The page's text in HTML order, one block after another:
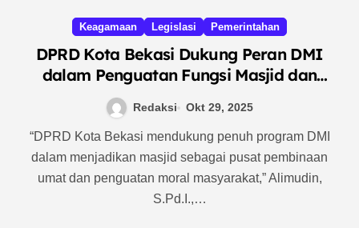
Keagamaan Legislasi Pemerintahan
DPRD Kota Bekasi Dukung Peran DMI
dalam Penguatan Fungsi Masjid dan
Pembinaan Umat
Redaksi Okt 29, 2025
“DPRD Kota Bekasi mendukung penuh program DMI
dalam menjadikan masjid sebagai pusat pembinaan
umat dan penguatan moral masyarakat,” Alimudin,
S.Pd.I.,…